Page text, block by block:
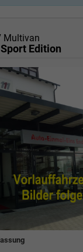
Multivan
Edition